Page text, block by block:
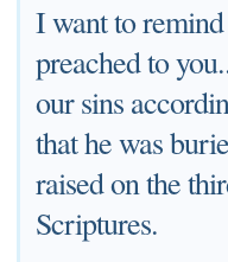
I want to
preached to
our sins
that he was
raised on the
Scriptures.